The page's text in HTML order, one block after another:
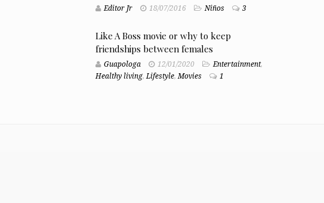
Editor Jr 18/07/2016 Niños 3
Like A Boss movie or why to keep
friendships between females
Guapologa 12/01/2020 Entertainment,
Healthy living,Lifestyle,Movies 1